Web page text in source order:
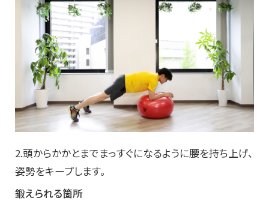
2.頭からかかとまでまっすぐになるように腰を持ち上げ、
姿勢をキープします。
鍛えられる箇所